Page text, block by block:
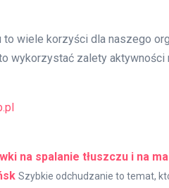
wiele korzyści dla naszego
wykorzystać zalety aktywności
na spalanie tłuszczu i na
Szybkie odchudzanie to temat,